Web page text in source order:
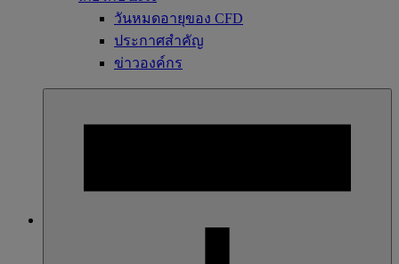
วันหมดอายุของ CFD
ประกาศสำคัญ
ข่าวองค์กร